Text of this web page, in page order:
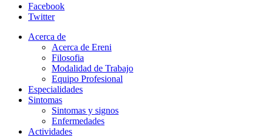
Facebook
Twitter
Acerca de
Acerca de Ereni
Filosofia
Modalidad de Trabajo
Equipo Profesional
Especialidades
Sintomas
Sintomas y signos
Enfermedades
Actividades